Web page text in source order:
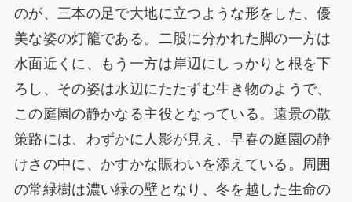
のが、三本の足で大地に立つような形をした、優
美な姿の灯籠である。二股に分かれた脚の一方は
水面近くに、もう一方は岸辺にしっかりと根を下
ろし、その姿は水辺にたたずむ生き物のようで、
この庭園の静かなる主役となっている。遠景の散
策路には、わずかに人影が見え、早春の庭園の静
けさの中に、かすかな賑わいを添えている。周囲
の常緑樹は濃い緑の壁となり、冬を越した生命の